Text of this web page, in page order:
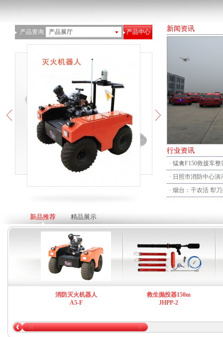
产品查询 产品展厅 产品中心 新闻资讯
行业资讯
· 猛禽F150救援车
· 日照市消防中心
· 烟台：干农活 犁
新品推荐 精品展示
消防灭火机器人
A5-F
救生抛投器150m
JHPP-2